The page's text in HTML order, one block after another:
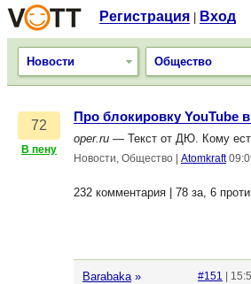
Регистрация Вход
Новости Общество
72
В пену
Про блокировку YouTube
oper.ru — Текст от ДЮ. Кому
Новости, Общество Atomkraft
232 комментария | 78 за, 6
Barabaka » #151 |